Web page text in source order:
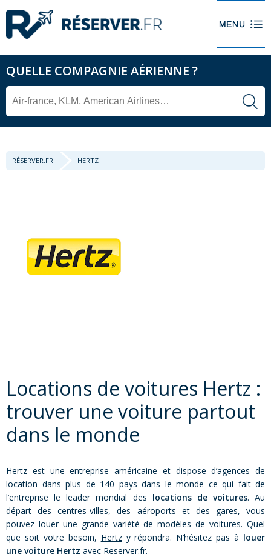
QUELLE COMPAGNIE AÉRIENNE ?
RÉSERVER.FR HERTZ
Locations de voitures Hertz :
trouver une voiture partout
dans le monde
Hertz est une entreprise américaine et dispose d’agences de
location dans plus de 140 pays dans le monde ce qui fait de
l’entreprise le leader mondial des locations de voitures. Au
départ des centres-villes, des aéroports et des gares, vous
pouvez louer une grande variété de modèles de voitures. Quel
que soit votre besoin, Hertzy répondra. N’hésitez pas à louer
une voiture Hertz avec Reserver.fr.